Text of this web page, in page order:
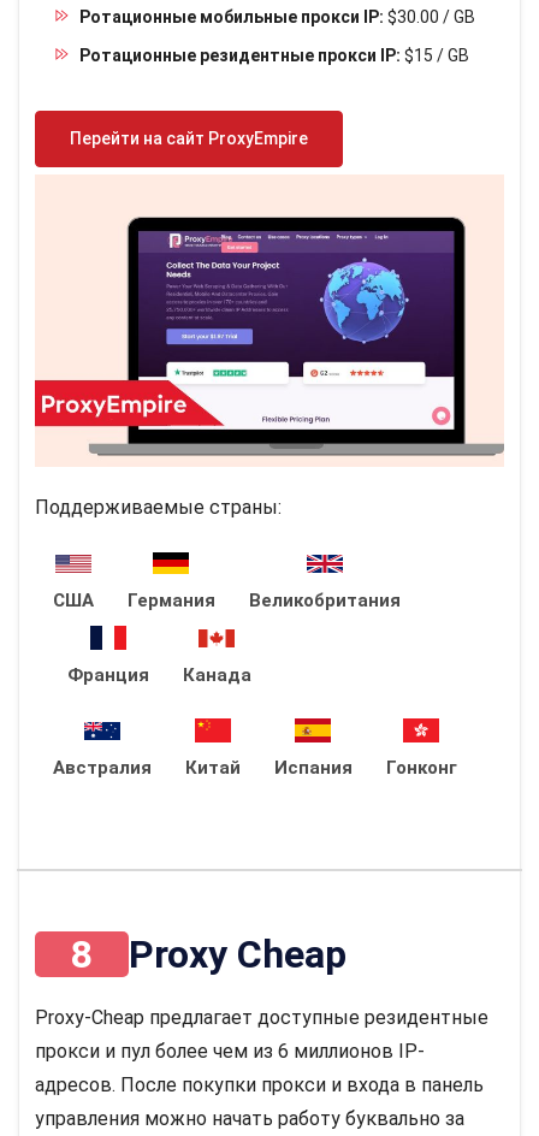
Ротационные мобильные прокси IP: $30.00 / GB
Ротационные резидентные прокси IP: $15 / GB
Перейти на сайт ProxyEmpire
Поддерживаемые страны:
США Германия Великобритания
Франция Канада
Австралия Китай Испания Гонконг
8 Proxy Cheap
Proxy-Cheap предлагает доступные резидентные
прокси и пул более чем из 6 миллионов IP-
адресов. После покупки прокси и входа в панель
управления можно начать работу буквально за